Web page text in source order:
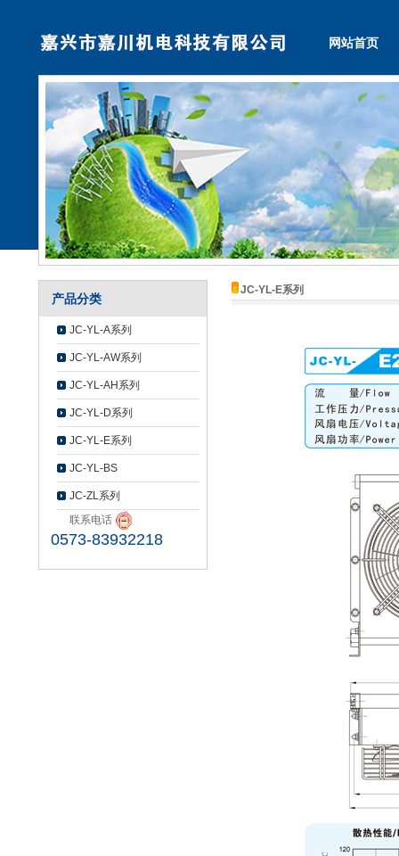
网站首页
产品分类
JC-YL-A系列
JC-YL-AW系列
JC-YL-AH系列
JC-YL-D系列
JC-YL-E系列
JC-YL-BS
JC-ZL系列
联系电话
0573-83932218
JC-YL-E系列